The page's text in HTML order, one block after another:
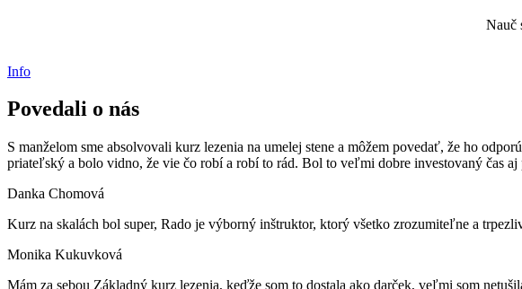
Nauč
Info
Povedali o nás
S manželom sme absolvovali kurz lezenia na umelej stene a môžem povedať, že ho
priateľský a bolo vidno, že vie čo robí a robí to rád. Bol to veľmi dobre investovaný čas aj
Danka Chomová
Kurz na skalách bol super, Rado je výborný inštruktor, ktorý všetko zrozumiteľne a
Monika Kukuvková
Mám za sebou Základný kurz lezenia, keďže som to dostala ako darček, veľmi som